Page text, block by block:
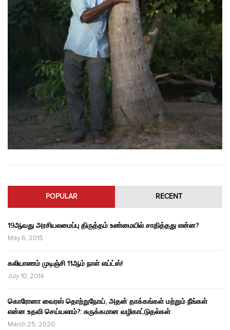
POPULAR RECENT
19ஆவது அரசியலமைப்பு திருத்தம் உண்மையில் சாதித்தது என்ன?
May 6, 2015
கலியாணம் முடிஞ்சி 11ஆம் நாள் எய்ட்ஸ்!
July 10, 2014
கொரோனா வைரஸ் தொற்றுநோய், அதன் தாக்கங்கள் மற்றும் நீங்கள்
என்ன உதவி செய்யலாம்?: சுருக்கமான வழிகாட்டுதல்கள்
March 25, 2020